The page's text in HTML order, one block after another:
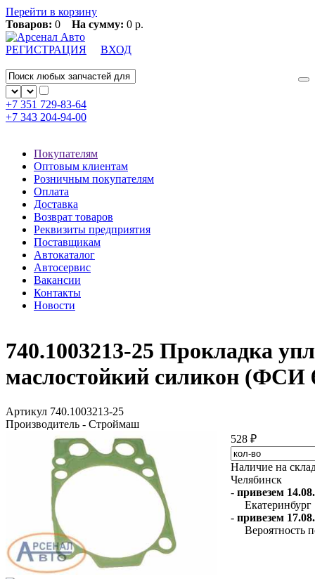
Перейти в корзину
Товаров: 0 На сумму: 0 р.
РЕГИСТРАЦИЯ ВХОД
+7 351 729-83-64
+7 343 204-94-00
Покупателям
Оптовым клиентам
Розничным покупателям
Оплата
Доставка
Возврат товаров
Реквизиты предприятия
Поставщикам
Автокаталог
Автосервис
Вакансии
Контакты
Новости
740.1003213-25 Прокладка
маслостойкий силикон
Артикул 740.1003213-25
Производитель - Строймаш
528 ₽
Наличие на
Челябинск
- привезем
Екатеринбург
- привезем
Вероятность